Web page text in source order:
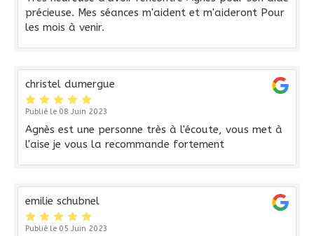
précieuse. Mes séances m'aident et m'aideront Pour
les mois à venir.
christel dumergue
Publié le 08 Juin 2023
Agnès est une personne très à l'écoute, vous met à
l'aise je vous la recommande fortement
emilie schubnel
Publié le 05 Juin 2023